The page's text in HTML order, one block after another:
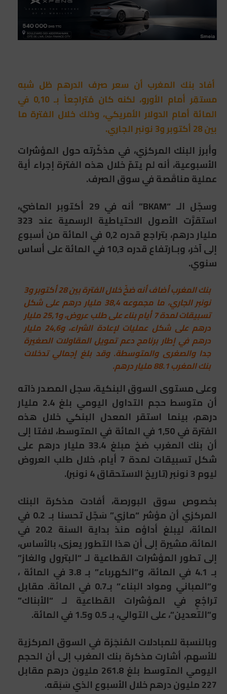
أفاد بنك المغرب أن سعر صرف الدرهم ظل شبه
مستقِر أمام الأورو، لكنه كان مُتراجِعاً بـ 0,10 في
المائة أمام الدولار الأمريكي، وذلك خلال الفترة ما
بين 28 أكتوبر و3 نونبر الجاري.
وأبرز البنك المركزي، في مذكّرته حول المؤشرات
الأسبوعية، أنه لم يتمّ خلال هذه الفترة إجراء أية
عملية مناقَصة في سوق الصرف.
وسجّل الـ “BKAM” أنه في 29 أكتوبر الماضي،
استقرَّت الأصول الاحتياطية الرسمية عند 323
مليار درهم، بتراجع قدره 0,2 في المائة من أسبوع
إلى آخر، وبـارتفاع قدره 10,3 في المائة على أساس
سنوي.
بنك المغرب أضاف أنه ضخّ خلال الفترة بين 28 أكتوبر و3
نونبر الجاري، ما مجموعه 38,4 مليار درهم على شكل
تسبيقات لمدة 7 أيام بناء على طلب عروض، و25,1 مليار
درهم على شكل عمليات لإعادة الشراء، و24,6 مليار
درهم في إطار برنامج دعم تمويل المقاولات الصغيرة
جدا والصغرى والمتوسطة. وقد بلغ إجمالي تدخلات
بنك المغرب 88.1 مليار درهم.
وعلى مستوى السوق البنكية، سجل المصدر ذاته
أن متوسط حجم التداول اليومي بلغ 2.4 مليار
درهم، بينما استقر المعدل البنكي خلال هذه
الفترة في 1,50 في المائة في المتوسط، لافتا إلى
أن بنك المغرب ضخ مبلغ 33.4 مليار درهم على
شكل تسبيقات لمدة 7 أيام، خلال طلب العروض
ليوم 3 نونبر (تاريخ الاستحقاق 4 نونبر).
بخصوص سوق البورصة، أفادت مذكرة البنك
المركزي أن مؤشر “مازي” سَجّل تحسنا بـ 0.2 في
المائة، ليبلغ أداؤه منذ بداية السنة 20.2 في
المائة، مشيرة إلى أن هذا التطور يعزى، بالأساس،
إلى تطور المؤشرات القطاعية لـ “البترول والغاز”
بـ 4.1 في المائة، و”الكهرباء” بـ 3.8 في المائة ،
و”المباني ومواد البناء” بـ0.7 في المائة. مقابل
تراجُعٍ في المؤشرات القطاعية لـ “الأبناك”
و”التعدين”، على التوالي، بـ 0.5 و1.5 في المائة.
وبالنسبة للمبادلات المُنجَزة في السوق المركزية
للأسهم، أشارت مذكرة بنك المغرب إلى أن الحجم
اليومي المتوسط بلغ 261.8 مليون درهم مقابل
227 مليون درهم خلال الأسبوع الذي سَبَقه.